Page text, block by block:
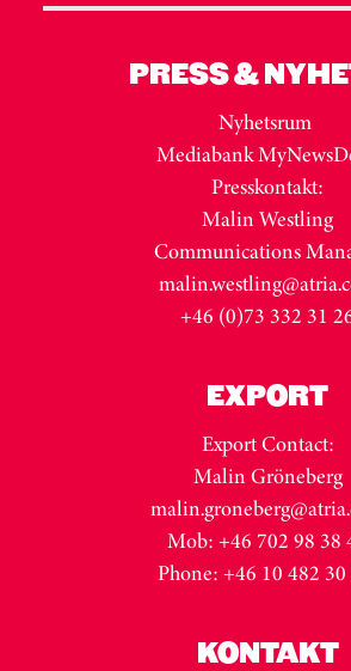
PRESS &
Nyhetsrum
Mediabank
Presskontakt:
Malin Westling
Communications
+46 (0)73 332 31
EXPORT
Export Contact:
Malin Gröneberg
Mob: +46 702 98 38
Phone: +46 10 482 30
KONTAKT